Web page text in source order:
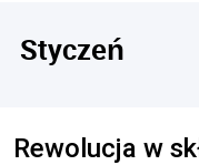
Styczeń
Rewolucja w